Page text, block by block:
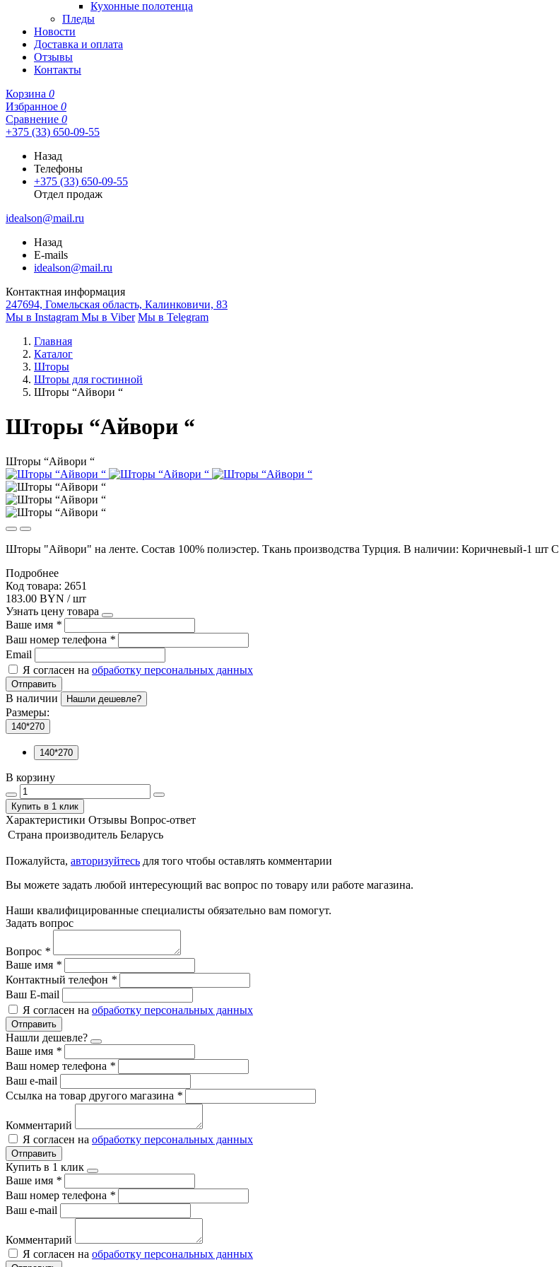
Кухонные полотенца
Пледы
Новости
Доставка и оплата
Отзывы
Контакты
Корзина 0
Избранное 0
Сравнение 0
+375 (33) 650-09-55
Назад
Телефоны
+375 (33) 650-09-55
Отдел продаж
idealson@mail.ru
Назад
E-mails
idealson@mail.ru
Контактная информация
247694, Гомельская область, Калинковичи, 83
Мы в Instagram Мы в Viber Мы в Telegram
Главная
Каталог
Шторы
Шторы для гостинной
Шторы “Айвори “
Шторы “Айвори “
Шторы “Айвори “
Шторы "Айвори" на ленте. Состав 100% полиэстер. Ткань производства Турция. В наличии: Коричневый-1
Подробнее
Код товара: 2651
183.00 BYN / шт
Узнать цену товара
Ваше имя *
Ваш номер телефона *
Email
Я согласен на обработку персональных данных
Отправить
В наличии Нашли дешевле?
Размеры:
140*270
140*270
В корзину
Купить в 1 клик
Характеристики Отзывы Вопрос-ответ
Страна производитель Беларусь
Пожалуйста, авторизуйтесь для того чтобы оставлять комментарии
Вы можете задать любой интересующий вас вопрос по товару или работе магазина.
Наши квалифицированные специалисты обязательно вам помогут.
Задать вопрос
Вопрос *
Ваше имя *
Контактный телефон *
Ваш E-mail
Я согласен на обработку персональных данных
Отправить
Нашли дешевле?
Ваше имя *
Ваш номер телефона *
Ваш e-mail
Ссылка на товар другого магазина *
Комментарий
Я согласен на обработку персональных данных
Отправить
Купить в 1 клик
Ваше имя *
Ваш номер телефона *
Ваш e-mail
Комментарий
Я согласен на обработку персональных данных